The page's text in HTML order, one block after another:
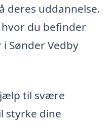
deres uddannelse.
du befinder
Sønder Vedby
til svære
styrke dine